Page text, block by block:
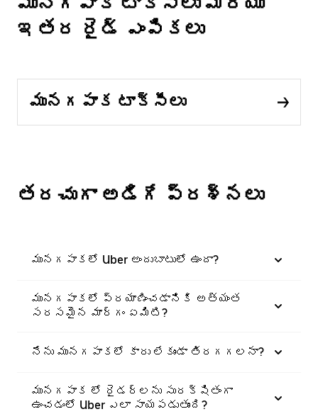
ఇతర రైడ్ ఎంపికలు
మునగపాక టాక్సీలు
తరచుగా అడిగే ప్రశ్నలు
మునగపాకలో Uber అందుబాటులో ఉందా?
మునగపాకలో ప్రయాణించడానికి అత్యంత
సరసమైన మార్గం ఏమిటి?
నేను మునగపాకలో కారు లేకుండా తిరగగలనా?
మునగపాక లో రైడర్‌లను సురక్షితంగా
ఉంచడంలో Uber ఎలా సాయపడుతుంది?